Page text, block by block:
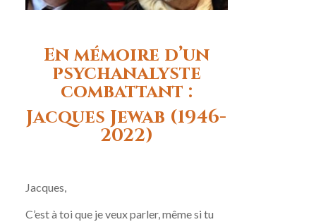
En mémoire d’un
psychanalyste
combattant :
Jacques Jewab (1946-
2022)
Jacques,
C’est à toi que je veux parler, même si tu